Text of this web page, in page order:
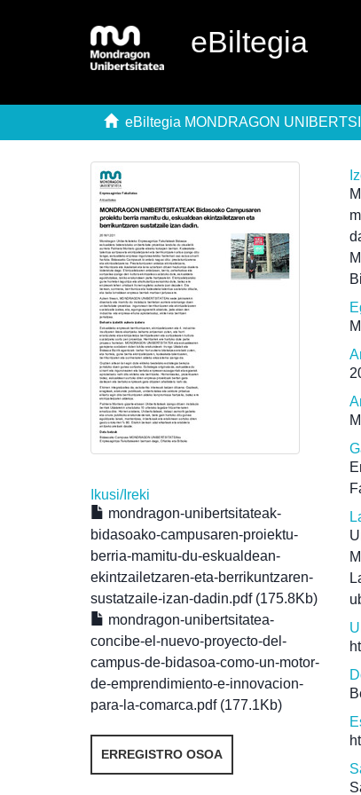
eBiltegia
eBiltegia MONDRAGON
Ikusi/Ireki
mondragon-unibertsitateak-
bidasoako-campusaren-proiektu-
berria-mamitu-du-eskualdean-
ekintzailetzaren-eta-berrikuntzaren-
sustatzaile-izan-dadin.pdf (175.8Kb)
mondragon-unibertsitatea-
concibe-el-nuevo-proyecto-del-
campus-de-bidasoa-como-un-motor-
de-emprendimiento-e-innovacion-
para-la-comarca.pdf (177.1Kb)
ERREGISTRO OSOA